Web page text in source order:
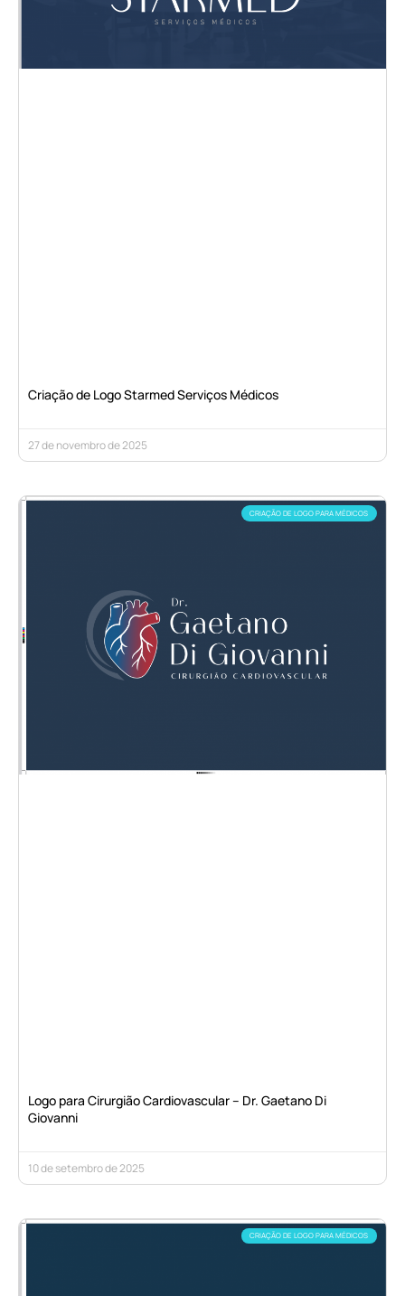
Criação de Logo Starmed Serviços Médicos
27 de novembro de 2025
CRIAÇÃO DE LOGO PARA MÉDICOS
Logo para Cirurgião Cardiovascular – Dr. Gaetano Di
Giovanni
10 de setembro de 2025
CRIAÇÃO DE LOGO PARA MÉDICOS